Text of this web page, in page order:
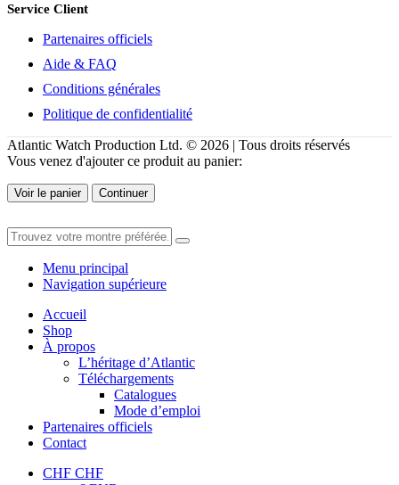
Service Client
Partenaires officiels
Aide & FAQ
Conditions générales
Politique de confidentialité
Atlantic Watch Production Ltd. © 2026 | Tous droits réservés
Vous venez d'ajouter ce produit au panier:
Voir le panier Continuer
Menu principal
Navigation supérieure
Accueil
Shop
À propos
L’héritage d’Atlantic
Téléchargements
Catalogues
Mode d’emploi
Partenaires officiels
Contact
CHF CHF